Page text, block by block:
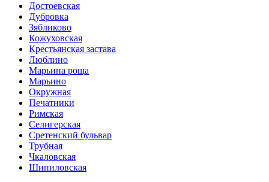
Достоевская
Дубровка
Зябликово
Кожуховская
Крестьянская застава
Люблино
Марьина роща
Марьино
Окружная
Печатники
Римская
Селигерская
Сретенский бульвар
Трубная
Чкаловская
Шипиловская